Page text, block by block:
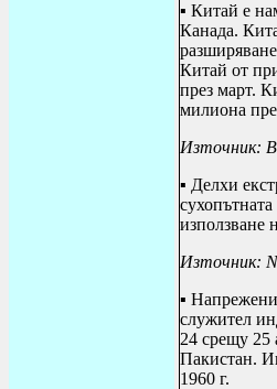
▪ Китай е
Канада.
Китай от
през март.
милиона
Източник:
▪ Делхи
използване
Източник:
▪
служител
24 срещу 25
Пакистан.
1960 г.